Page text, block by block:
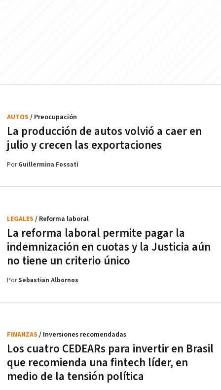
La producción de autos volvió a caer en
julio y crecen las exportaciones
AUTOS / Preocupación
PorGuillermina Fossati
La reforma laboral permite pagar la
indemnización en cuotas y la Justicia aún
no tiene un criterio único
LEGALES / Reforma laboral
PorSebastian Albornos
Los cuatro CEDEARs para invertir en Brasil
que recomienda una fintech líder, en
medio de la tensión política
FINANZAS / Inversiones recomendadas